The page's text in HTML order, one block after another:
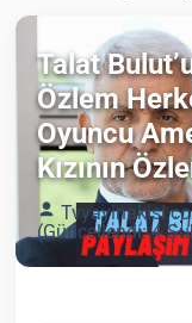
Talat
Özlem
Oyuncu
Kızının
(Güncellendi: 4